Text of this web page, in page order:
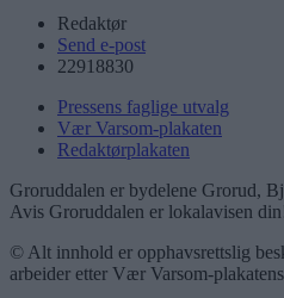
Redaktør
Send e-post
22918830
Pressens faglige utvalg
Vær Varsom-plakaten
Redaktørplakaten
Groruddalen er bydelene Grorud,
Avis Groruddalen er lokalavisen
© Alt innhold er opphavsrettslig
arbeider etter Vær Varsom-